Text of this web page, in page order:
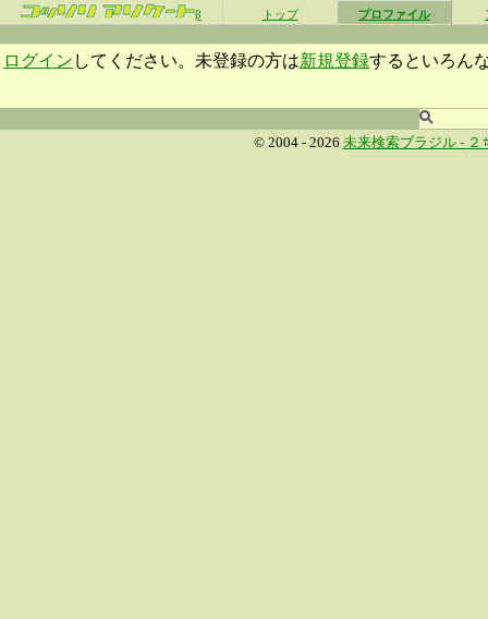
β トップ プロファイル
ログイン してください。未登録の方は新規登録するといろん
© 2004 - 2026 未来検索ブラジル - ２